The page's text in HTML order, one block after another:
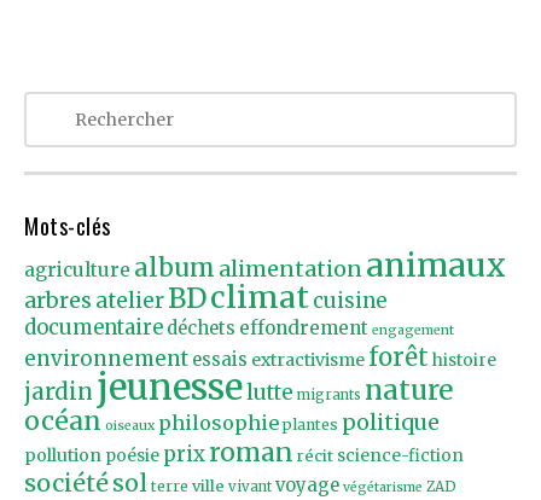
Mots-clés
agriculture album alimentationanimaux
arbres atelierBDclimatcuisine
documentaire déchets effondrement engagement
environnement essais extractivisme forêthistoire
jardin jeunesselutte migrants nature
océan oiseaux philosophie plantes politique
pollution poésie prixroman récit science-fiction
sociétésol terre ville vivant voyage végétarisme ZAD